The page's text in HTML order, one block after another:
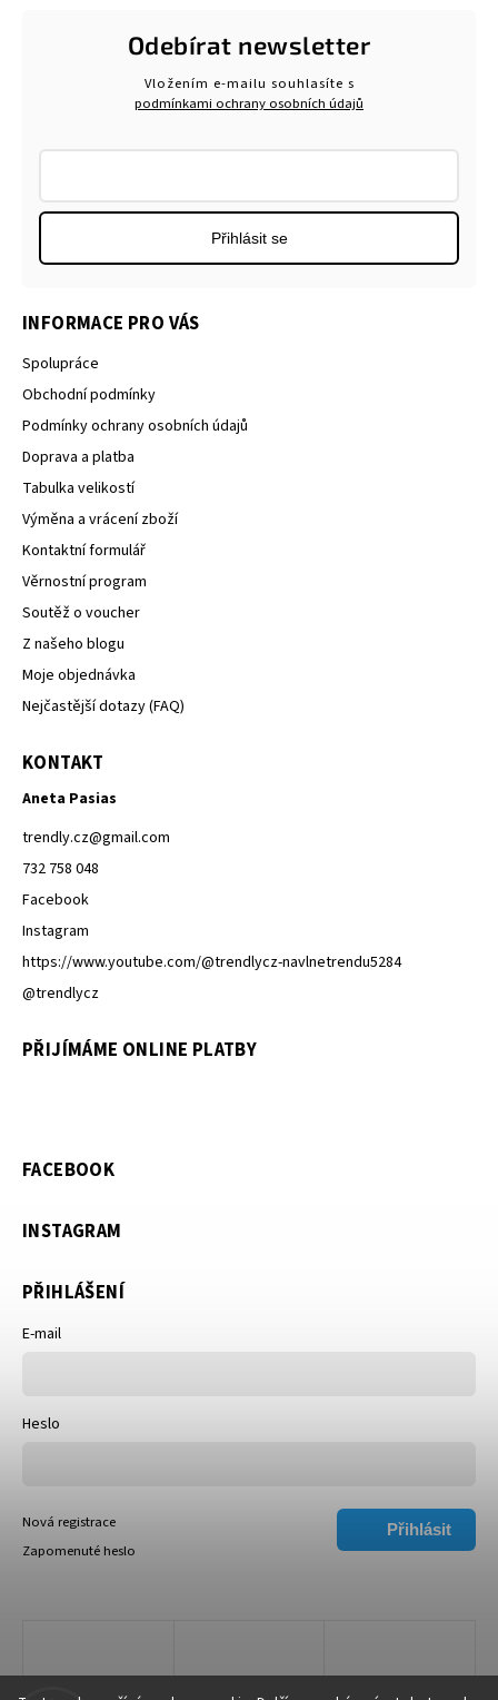
INFORMACE PRO VÁS
Spolupráce
Obchodní podmínky
Podmínky ochrany osobních údajů
Doprava a platba
Tabulka velikostí
Výměna a vrácení zboží
Kontaktní formulář
Věrnostní program
Soutěž o voucher
Z našeho blogu
Moje objednávka
Nejčastější dotazy (FAQ)
Odebírat newsletter
Vložením e-mailu souhlasíte s
podmínkami ochrany osobních údajů
Přihlásit se
KONTAKT
Aneta Pasias
trendly.cz@gmail.com
732 758 048
Facebook
Instagram
https://www.youtube.com/@trendlycz-navlnetrendu5284
@trendlycz
PŘIJÍMÁME ONLINE PLATBY
FACEBOOK
INSTAGRAM
PŘIHLÁŠENÍ
E-mail
Heslo
Přihlásit
Nová registrace
Zapomenuté heslo